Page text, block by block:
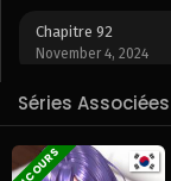
Chapitre 92
November 4, 2024
Chapitre 90
November 4, 2024
Séries Associées
EN COURS